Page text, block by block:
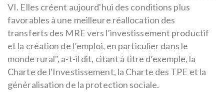
VI. Elles créent aujourd'hui des conditions plus
favorables à une meilleure réallocation des
transferts des MRE vers l'investissement productif
et la création de l’emploi, en particulier dans le
monde rural", a-t-il dit, citant à titre d’exemple, la
Charte de l'Investissement, la Charte des TPE et la
généralisation de la protection sociale.